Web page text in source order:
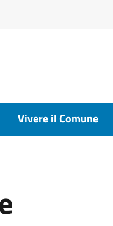
Vivere il Comune